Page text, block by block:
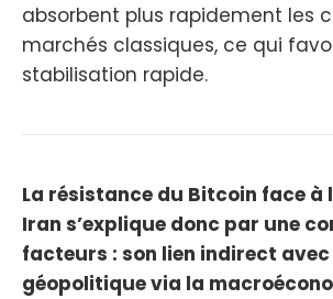
absorbent plus rapidement les
marchés classiques, ce qui
stabilisation rapide.
La résistance du Bitcoin face à
Iran s’explique donc par une
facteurs : son lien indirect avec
géopolitique via la